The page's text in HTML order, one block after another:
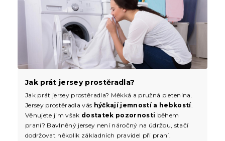
Jak prát jersey prostěradla?
Jak prát jersey prostěradla? Měkká a pružná pletenina.
Jersey prostěradla vás hýčkají jemností a hebkostí.
Věnujete jim však dostatek pozornosti během
praní? Bavlněný jersey není náročný na údržbu, stačí
dodržovat několik základních pravidel při praní.